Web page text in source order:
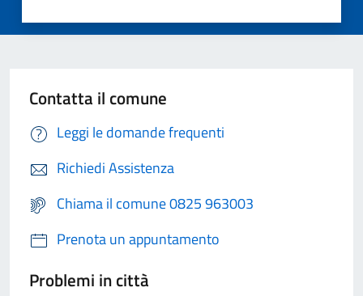
Contatta il comune
Leggi le domande frequenti
Richiedi Assistenza
Chiama il comune 0825 963003
Prenota un appuntamento
Problemi in città